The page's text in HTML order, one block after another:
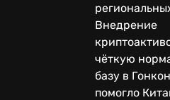
Внедрение
чёткую
базу в
помогло